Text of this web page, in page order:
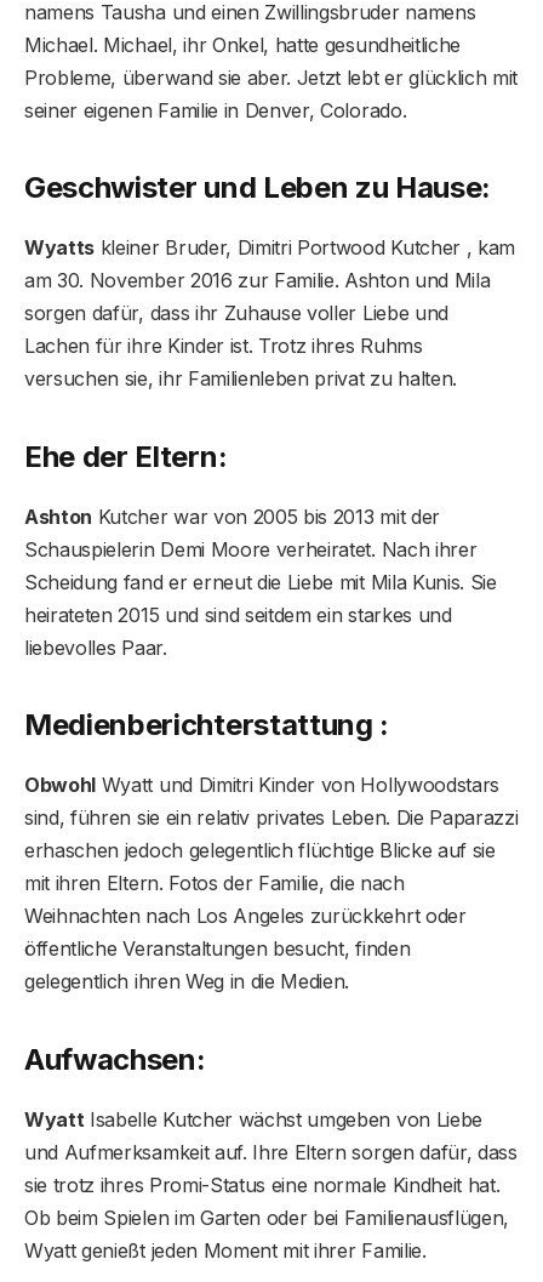
namens Tausha und einen Zwillingsbruder namens
Michael. Michael, ihr Onkel, hatte gesundheitliche
Probleme, überwand sie aber. Jetzt lebt er glücklich mit
seiner eigenen Familie in Denver, Colorado.
Geschwister und Leben zu Hause:
Wyatts kleiner Bruder, Dimitri Portwood Kutcher , kam
am 30. November 2016 zur Familie. Ashton und Mila
sorgen dafür, dass ihr Zuhause voller Liebe und
Lachen für ihre Kinder ist. Trotz ihres Ruhms
versuchen sie, ihr Familienleben privat zu halten.
Ehe der Eltern:
Ashton Kutcher war von 2005 bis 2013 mit der
Schauspielerin Demi Moore verheiratet. Nach ihrer
Scheidung fand er erneut die Liebe mit Mila Kunis. Sie
heirateten 2015 und sind seitdem ein starkes und
liebevolles Paar.
Medienberichterstattung :
Obwohl Wyatt und Dimitri Kinder von Hollywoodstars
sind, führen sie ein relativ privates Leben. Die Paparazzi
erhaschen jedoch gelegentlich flüchtige Blicke auf sie
mit ihren Eltern. Fotos der Familie, die nach
Weihnachten nach Los Angeles zurückkehrt oder
öffentliche Veranstaltungen besucht, finden
gelegentlich ihren Weg in die Medien.
Aufwachsen:
Wyatt Isabelle Kutcher wächst umgeben von Liebe
und Aufmerksamkeit auf. Ihre Eltern sorgen dafür, dass
sie trotz ihres Promi-Status eine normale Kindheit hat.
Ob beim Spielen im Garten oder bei Familienausflügen,
Wyatt genießt jeden Moment mit ihrer Familie.